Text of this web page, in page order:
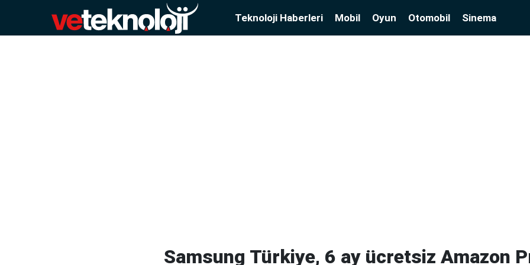
Teknoloji Haberleri Mobil Oyun Otomobil Sinema
Samsung Türkiye, 6 ay ücretsiz Amazon